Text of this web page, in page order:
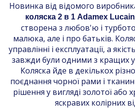
Новинка від відомого
коляска 2 в 1 Adamex
створена з любов'ю і
малюка, але і про батьків.
управлінні і експлуатації, а
завжди були одними з кращих
Коляска йде в декількох
поєднання чорної рами і
рішення у вигляді золотої
яскравих колірних